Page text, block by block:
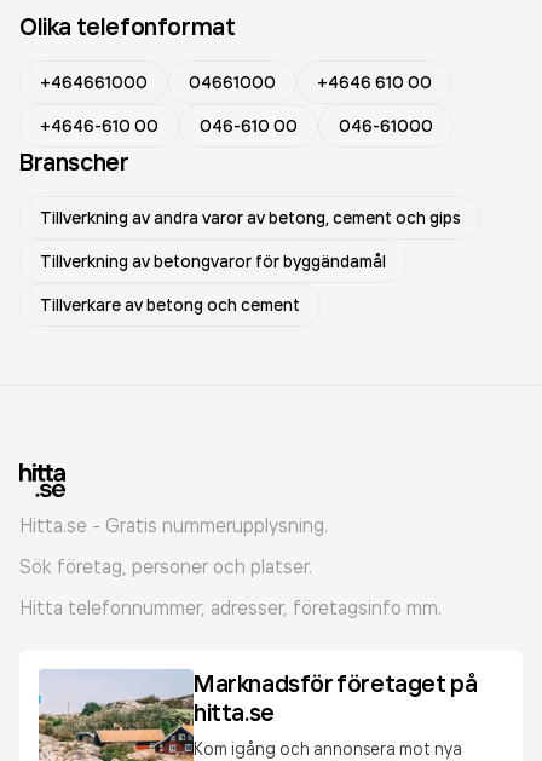
Olika telefonformat
+464661000 04661000
+4646 610 00
+4646-610 00
046-610 00 046-61000
Branscher
Tillverkning av andra varor av betong, cement och gips
Tillverkning av betongvaror för byggändamål
Tillverkare av betong och cement
Hitta.se - Gratis nummerupplysning.
Sök företag, personer och platser.
Hitta telefonnummer, adresser, företagsinfo mm.
Marknadsför företaget på
hitta.se
Kom igång och annonsera mot nya